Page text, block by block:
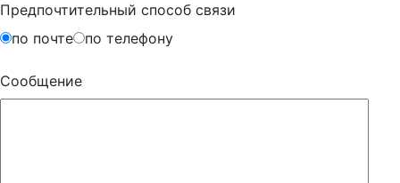
Предпочтительный способ связи
по почте
по телефону
Сообщение